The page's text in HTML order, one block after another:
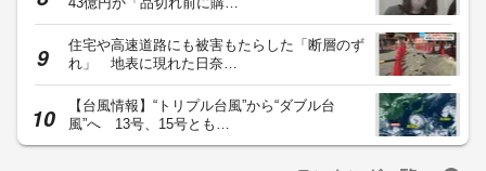
住宅や高速道路にも被害もたらした「断層のず
れ」 地表に現れた日奈…
【台風情報】“トリプル台風”から“ダブル台
風”へ 13号、15号とも…